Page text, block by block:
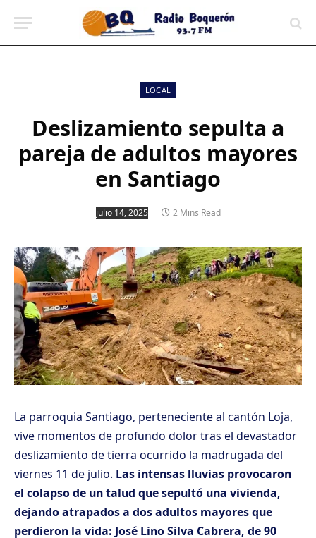
LOCAL
Deslizamiento sepulta a
pareja de adultos mayores
en Santiago
julio 14, 2025 2 Mins Read
La parroquia Santiago, perteneciente al cantón Loja,
vive momentos de profundo dolor tras el devastador
deslizamiento de tierra ocurrido la madrugada del
viernes 11 de julio. Las intensas lluvias provocaron
el colapso de un talud que sepultó una vivienda,
dejando atrapados a dos adultos mayores que
perdieron la vida: José Lino Silva Cabrera, de 90